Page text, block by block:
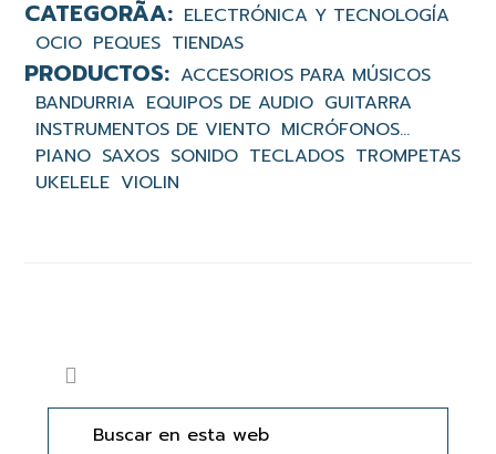
ELECTRÓNICA Y TECNOLOGÍA
OCIO PEQUES TIENDAS
ACCESORIOS PARA MÚSICOS
BANDURRIA EQUIPOS DE AUDIO GUITARRA
INSTRUMENTOS DE VIENTO MICRÓFONOS...
PIANO SAXOS SONIDO TECLADOS TROMPETAS
UKELELE VIOLIN
lateral
principal
Buscar
en